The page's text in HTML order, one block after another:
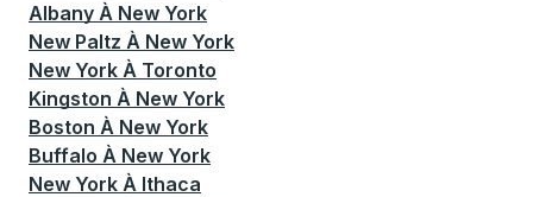
Albany À New York
New Paltz À New York
New York À Toronto
Kingston À New York
Boston À New York
Buffalo À New York
New York À Ithaca